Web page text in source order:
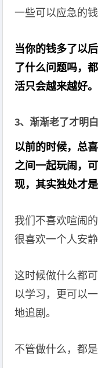
一些可以应急的钱
当你的钱多了以
了什么问题吗，
活只会越来越好。
3、渐渐老了才明
以前的时候，总
之间一起玩闹，
现，其实独处才
我们不喜欢喧闹
很喜欢一个人安静
这时候做什么都
以学习，更可以
地追剧。
不管做什么，都